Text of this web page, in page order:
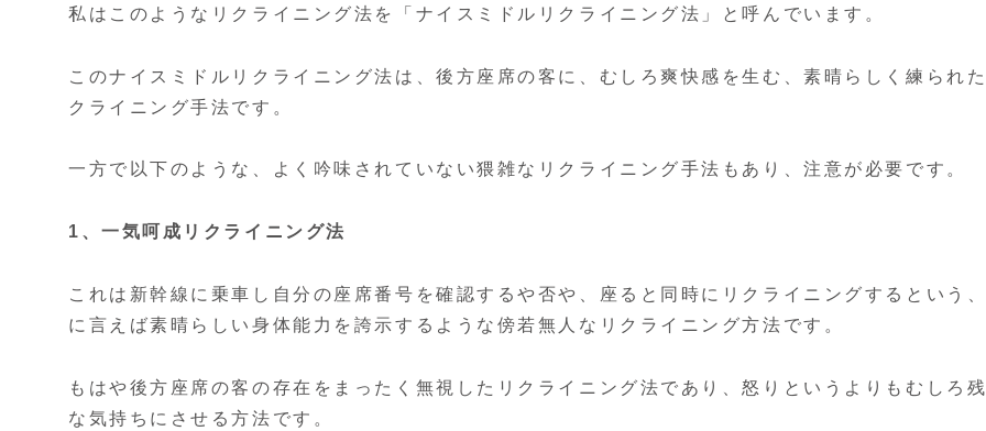
私はこのようなリクライニング法を「ナイスミドルリクライニング法」と呼んでいます。
このナイスミドルリクライニング法は、後方座席の客に、むしろ爽快感を生む、素晴らしく練られ
クライニング手法です。
一方で以下のような、よく吟味されていない猥雑なリクライニング手法もあり、注意が必要です。
1、一気呵成リクライニング法
これは新幹線に乗車し自分の座席番号を確認するや否や、座ると同時にリクライニングするという
に言えば素晴らしい身体能力を誇示するような傍若無人なリクライニング方法です。
もはや後方座席の客の存在をまったく無視したリクライニング法であり、怒りというよりもむしろ
な気持ちにさせる方法です。